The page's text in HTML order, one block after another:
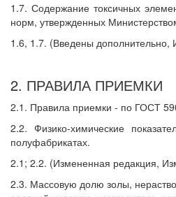
1.7. Содержание токсичных
норм, утвержденных
1.6, 1.7. (Введены дополнительно,
2. ПРАВИЛА ПРИЕМКИ
2.1. Правила приемки - по ГОСТ
2.2. Физико-химические
полуфабрикатах.
2.1; 2.2. (Измененная редакция,
2.3. Массовую долю золы,